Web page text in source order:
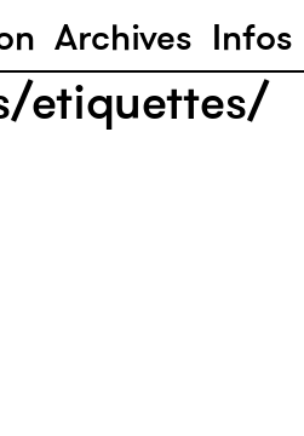
Archives Infos
etiquettes/